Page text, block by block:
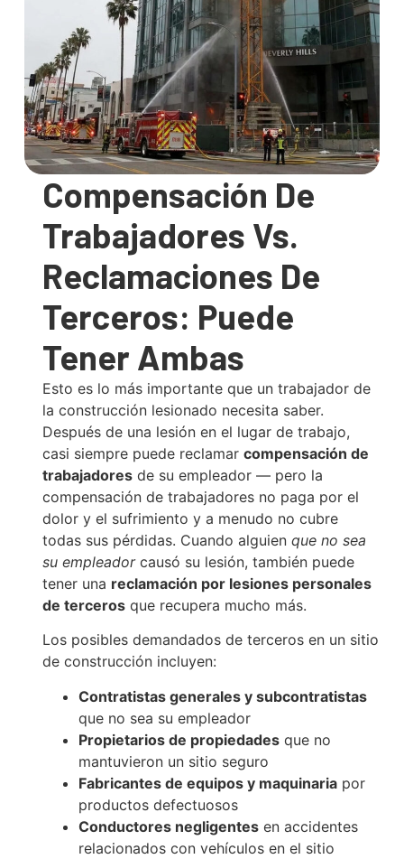
Compensación De
Trabajadores Vs.
Reclamaciones De
Terceros: Puede
Tener Ambas
Esto es lo más importante que un trabajador de
la construcción lesionado necesita saber.
Después de una lesión en el lugar de trabajo,
casi siempre puede reclamar compensación de
trabajadoresde su empleador — pero la
compensación de trabajadores no paga por el
dolor y el sufrimiento y a menudo no cubre
todas sus pérdidas. Cuando alguien que no sea
su empleadorcausó su lesión, también puede
tener una reclamación por lesiones personales
de tercerosque recupera mucho más.
Los posibles demandados de terceros en un sitio
de construcción incluyen:
Contratistas generales y subcontratistas
que no sea su empleador
Propietarios de propiedadesque no
mantuvieron un sitio seguro
Fabricantes de equipos y maquinariapor
productos defectuosos
Conductores negligentesen accidentes
relacionados con vehículos en el sitio